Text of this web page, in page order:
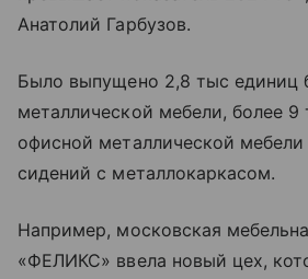
Анатолий Гарбузов.
Было выпущено 2,8 тыс единиц
металлической мебели, более 9
офисной металлической
сидений с металлокаркасом.
Например, московская
«ФЕЛИКС» ввела новый цех,